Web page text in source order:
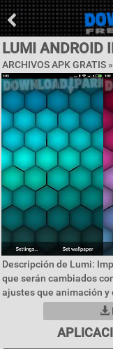
LUMI ANDROID
ARCHIVOS APK GRATIS »
Descripción de Lumi:
que serán cambiados
ajustes que animación y